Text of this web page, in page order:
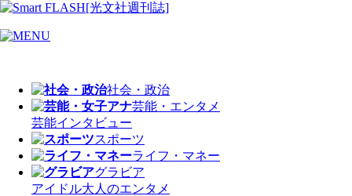
社会・政治
芸能・エンタメ
芸能インタビュー
スポーツ
ライフ・マネー
グラビア
アイドル大人のエンタメ